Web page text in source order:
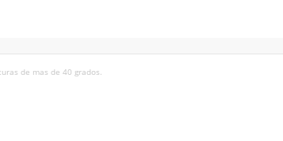
de mas de 40 grados.